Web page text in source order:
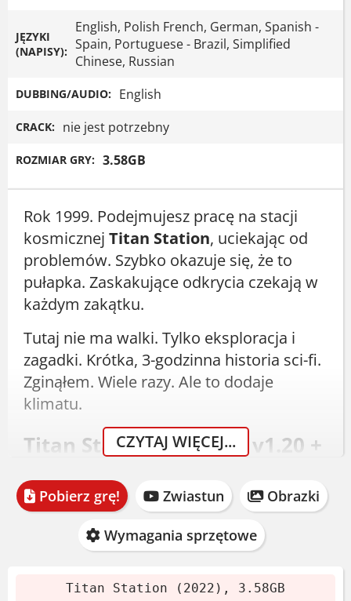
JĘZYKI
(NAPISY):
English, Polish French, German, Spanish -
Spain, Portuguese - Brazil, Simplified
Chinese, Russian
DUBBING/AUDIO: English
CRACK: nie jest potrzebny
ROZMIAR GRY: 3.58GB
Rok 1999. Podejmujesz pracę na stacji
kosmicznej Titan Station, uciekając od
problemów. Szybko okazuje się, że to
pułapka. Zaskakujące odkrycia czekają w
każdym zakątku.
Tutaj nie ma walki. Tylko eksploracja i
zagadki. Krótka, 3-godzinna historia sci-fi.
Zginąłem. Wiele razy. Ale to dodaje
klimatu.
Titan Station Pobierz - v1.20 +
Windows 7 Fix
Gra wydana 11 listopada 2022 roku przez
Joakima Larsena. Rozmiar archiwum:
, po rozpakowaniu5.7 GB. Zawiera
multi8języków.
CZYTAJ WIĘCEJ...
Pobierz grę! Zwiastun Obrazki
Wymagania sprzętowe
Titan Station (2022), 3.58GB